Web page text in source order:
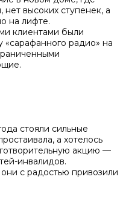
высоких ступенек, а
на лифте.
клиентами были
радио» на
стояли сильные
а хотелось
акцию —
инвалидов.
с радостью привозили